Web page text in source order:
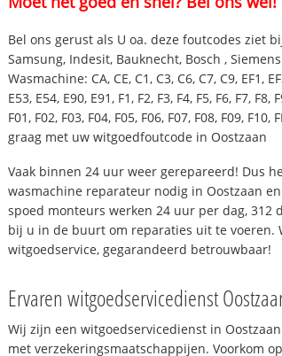
Bel ons gerust als U oa. deze foutcodes ziet
Samsung, Indesit, Bauknecht, Bosch ,
Wasmachine: CA, CE, C1, C3, C6, C7, C9, EF1,
E53, E54, E90, E91, F1, F2, F3, F4, F5, F6, F7, F8,
F01, F02, F03, F04, F05, F06, F07, F08, F09, F10,
graag met uw witgoedfoutcode in Oostzaan
Vaak binnen 24 uur weer gerepareerd! Dus
wasmachine reparateur nodig in Oostzaan
spoed monteurs werken 24 uur per dag, 312
bij u in de buurt om reparaties uit te voeren.
witgoedservice, gegarandeerd betrouwbaar!
Ervaren witgoedservicedienst
Wij zijn een witgoedservicedienst in
met verzekeringsmaatschappijen. Voorkom